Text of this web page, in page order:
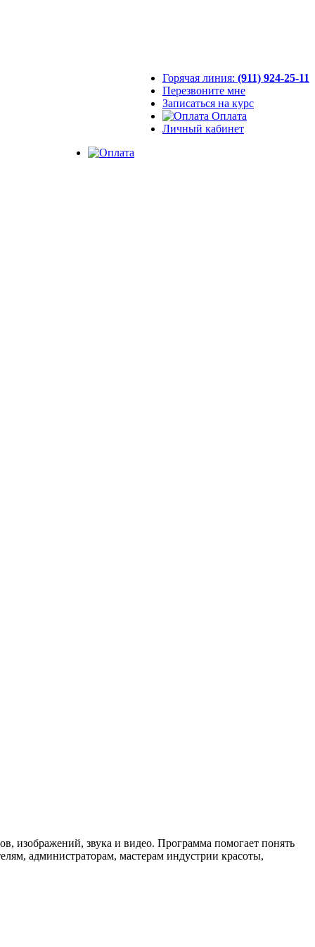
Горячая линия: (911) 924-25-11
Перезвоните мне
Записаться на курс
Оплата
Личный кабинет
изображений, звука и видео. Программа помогает понять
администраторам, мастерам индустрии красоты,